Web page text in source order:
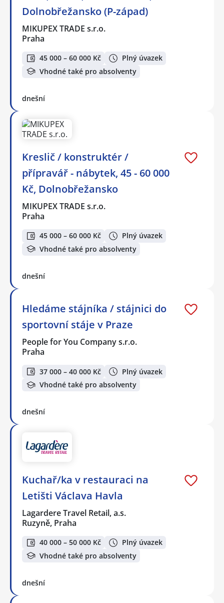
Dolnobřežansko (P-západ)
MIKUPEX TRADE s.r.o.
Praha
45 000 – 60 000 Kč
Plný úvazek
Vhodné také pro absolventy
dnešní
Kreslič / konstruktér /
přípravář - nábytek, 45 - 60 000
Kč, Dolnobřežansko
MIKUPEX TRADE s.r.o.
Praha
45 000 – 60 000 Kč
Plný úvazek
Vhodné také pro absolventy
dnešní
Hledáme stájníka / stájnici do
sportovní stáje v Praze
People for You Company s.r.o.
Praha
37 000 – 40 000 Kč
Plný úvazek
Vhodné také pro absolventy
dnešní
Kuchař/ka v restauraci na
Letišti Václava Havla
Lagardere Travel Retail, a.s.
Ruzyně, Praha
40 000 – 50 000 Kč
Plný úvazek
Vhodné také pro absolventy
dnešní